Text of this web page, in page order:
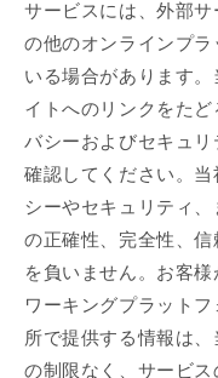
サービスには、外部
の他のオンラインプ
いる場合があります
イトへのリンクをた
バシーおよびセキュ
確認してください。
シーやセキュリティ
の正確性、完全性、
を負いません。お客
ワーキングプラット
所で提供する情報は
の制限なく、サービ